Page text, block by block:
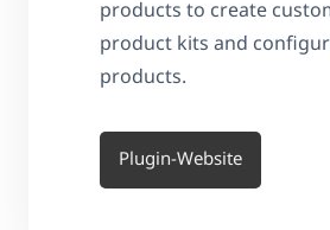
products to create
product kits and
products.
Plugin-Website